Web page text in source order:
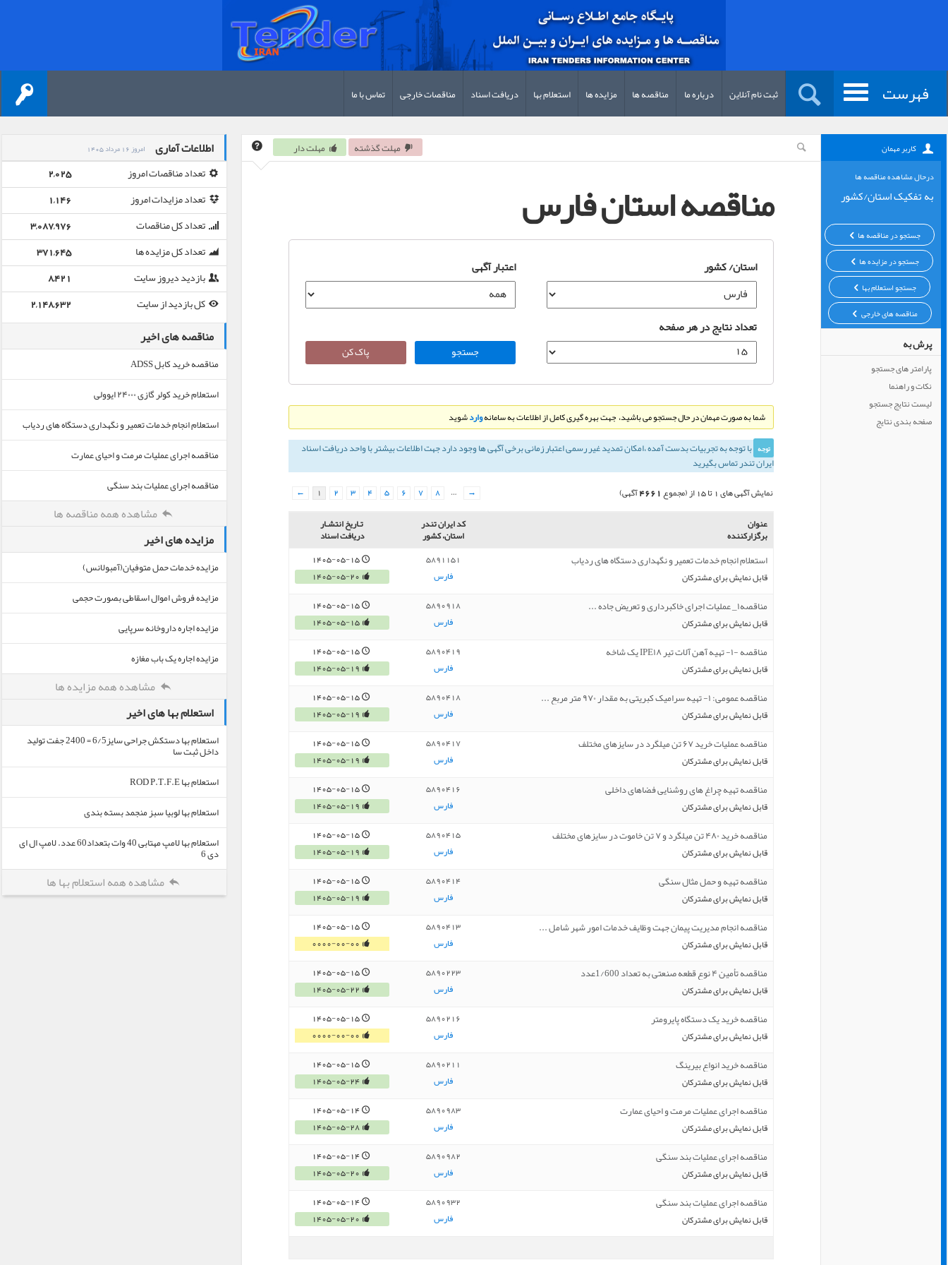
فهرست ثبت نام آنلاین درباره ما مناقصه ها مزایده ها استعلام بها دریافت اسناد مناقصات خارجی تماس با ما
کاربر مهمان
درحال مشاهده مناقصه ها
به تفکیک استان/کشور
جستجو در مناقصه ها
جستجو در مزایده ها
جستجو استعلام بها
مناقصه های خارجی
پرش به
پارامتر های جستجو
نکات و راهنما
لیست نتایج جستجو
صفحه بندی نتایج
مهلت گذشته مهلت دار
مناقصه استان فارس
استان/ کشور اعتبار آگهی
تعداد نتایج در هر صفحه
شما به صورت مهمان در حال جستجو می باشید، جهت بهره گیری کامل از اطلاعات به سامانهواردشوید
توجه با توجه به تجربيات بدست آمده ،‌امكان تمديد غير رسمی اعتبار زمانی برخی آگهی ها وجود دارد جهت اطلاعات بیشتر با واحد دریافت اسناد
ایران تندر تماس بگیرید
نمایش آگهی های 1 تا 15 از (مجموع 4661آگهی) ← 1 2 3 4 5 6 7 8 … →
عنوان
برگزارکننده
کد ایران تندر
استان، کشور
تـاريخ انتشـار
دریافت اسناد
استعلام انجام خدمات تعمیر و نگهداری دستگاه های ردیاب
قابل نمایش برای مشترکان
5891151
فارس
1405-05-15
1405-05-20
مناقصه۱_ عملیات اجرای خاکبرداری و تعریض جاده ...
قابل نمایش برای مشترکان
5890918
فارس
1405-05-15
1405-05-15
مناقصه -۱- تهیه آهن آلات تیر IPE۱۸ یک شاخه
قابل نمایش برای مشترکان
5890419
فارس
1405-05-15
1405-05-19
مناقصه عمومی: ۱- تهیه سرامیک کبریتی به مقدار ۹۷۰ متر مربع ...
قابل نمایش برای مشترکان
5890418
فارس
1405-05-15
1405-05-19
مناقصه عملیات خرید ۶۷ تن میلگرد در سایزهای مختلف
قابل نمایش برای مشترکان
5890417
فارس
1405-05-15
1405-05-19
مناقصه تهیه چراغ های روشنایی فضاهای داخلی
قابل نمایش برای مشترکان
5890416
فارس
1405-05-15
1405-05-19
مناقصه خرید ۴۸۰ تن میلگرد و ۷ تن خاموت در سایزهای مختلف
قابل نمایش برای مشترکان
5890415
فارس
1405-05-15
1405-05-19
مناقصه تهیه و حمل مثال سنگی
قابل نمایش برای مشترکان
5890414
فارس
1405-05-15
1405-05-19
مناقصه انجام مدیریت پیمان جهت وظایف خدمات امور شهر شامل ...
قابل نمایش برای مشترکان
5890413
فارس
1405-05-15
0000-00-00
مناقصه تأمین ۴ نوع قطعه صنعتی به تعداد 1/600عدد
قابل نمایش برای مشترکان
5890223
فارس
1405-05-15
1405-05-22
مناقصه خرید یک دستگاه پایرومتر
قابل نمایش برای مشترکان
5890216
فارس
1405-05-15
0000-00-00
مناقصه خرید انواع بیرینگ
قابل نمایش برای مشترکان
5890211
فارس
1405-05-15
1405-05-24
مناقصه اجرای عملیات مرمت و احیای عمارت
قابل نمایش برای مشترکان
5890983
فارس
1405-05-14
1405-05-28
مناقصه اجرای عملیات بند سنگی
قابل نمایش برای مشترکان
5890982
فارس
1405-05-14
1405-05-20
مناقصه اجرای عملیات بند سنگی
قابل نمایش برای مشترکان
5890932
فارس
1405-05-14
1405-05-20
اطلاعات آماری امروز 16 مرداد 1405
تعداد مناقصات امروز
2,025
تعداد مزایدات امروز
1,146
تعداد کل مناقصات
3,087,976
تعداد کل مزایده ها
371,645
بازدید دیروز سایت
8,421
کل بازدید از سایت
2,148,632
مناقصه های اخیر
مناقصه خرید کابل ADSS
استعلام خرید کولر گازی ۲۴۰۰۰ ایوولی
استعلام انجام خدمات تعمیر و نگهداری دستگاه های ردیاب
مناقصه اجرای عملیات مرمت و احیای عمارت
مناقصه اجرای عملیات بند سنگی
مشاهده همه مناقصه ها
مزایده های اخیر
مزایده خدمات حمل متوفیان(آمبولانس)
مزایده فروش اموال اسقاطی بصورت حجمی
مزایده اجاره داروخانه سرپایی
مزایده اجاره یک باب مغازه
مشاهده همه مزایده ها
استعلام بها های اخیر
استعلام بها دستکش جراحی سایز6/5 = 2400 جفت تولید
داخل ثبت سا
استعلام بها ROD P.T.F.E
استعلام بها لوبیا سبز منجمد بسته بندی
استعلام بها لامپ مهتابی 40 وات بتعداد60 عدد. لامپ ال ای
دی 6
مشاهده همه استعلام بها ها